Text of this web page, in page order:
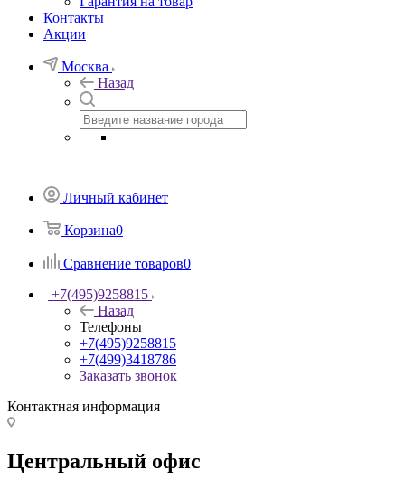
Контакты
Акции
Москва
Назад
Личный кабинет
Корзина0
Сравнение товаров0
+7(495)9258815
Назад
Телефоны
+7(495)9258815
+7(499)3418786
Заказать звонок
Контактная информация
Центральный офис